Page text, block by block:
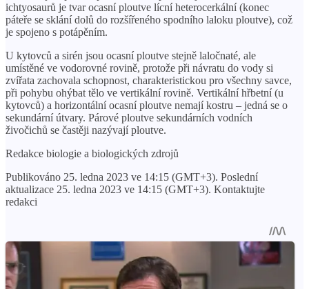
ichtyosaurů je tvar ocasní ploutve lícní heterocerkální (konec
páteře se sklání dolů do rozšířeného spodního laloku ploutve), což
je spojeno s potápěním.
U kytovců a sirén jsou ocasní ploutve stejně laločnaté, ale
umístěné ve vodorovné rovině, protože při návratu do vody si
zvířata zachovala schopnost, charakteristickou pro všechny savce,
při pohybu ohýbat tělo ve vertikální rovině. Vertikální hřbetní (u
kytovců) a horizontální ocasní ploutve nemají kostru – jedná se o
sekundární útvary. Párové ploutve sekundárních vodních
živočichů se častěji nazývají ploutve.
Redakce biologie a biologických zdrojů
Publikováno 25. ledna 2023 ve 14:15 (GMT+3). Poslední
aktualizace 25. ledna 2023 ve 14:15 (GMT+3). Kontaktujte
redakci